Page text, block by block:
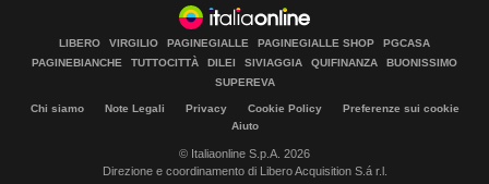
LIBERO VIRGILIO PAGINEGIALLE PAGINEGIALLE SHOP
PGCASA
PAGINEBIANCHE
TUTTOCITTÀ DILEI SIVIAGGIA QUIFINANZA
BUONISSIMO
SUPEREVA
Chi siamo Note Legali Privacy Cookie Policy
Preferenze sui cookie
Aiuto
© Italiaonline S.p.A. 2026
Direzione e coordinamento di Libero Acquisition S.á r.l.